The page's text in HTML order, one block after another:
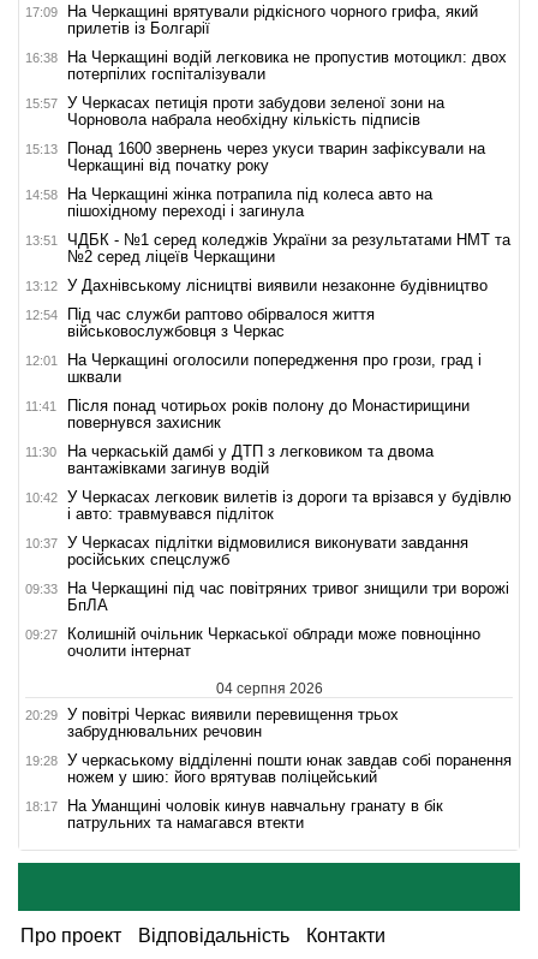
17:09
На Черкащині врятували рідкісного чорного грифа, який
прилетів із Болгарії
16:38
На Черкащині водій легковика не пропустив мотоцикл: двох
потерпілих госпіталізували
15:57
У Черкасах петиція проти забудови зеленої зони на
Чорновола набрала необхідну кількість підписів
15:13
Понад 1600 звернень через укуси тварин зафіксували на
Черкащині від початку року
14:58
На Черкащині жінка потрапила під колеса авто на
пішохідному переході і загинула
13:51
ЧДБК - №1 серед коледжів України за результатами НМТ та
№2 серед ліцеїв Черкащини
13:12 У Дахнівському лісництві виявили незаконне будівництво
12:54
Під час служби раптово обірвалося життя
військовослужбовця з Черкас
12:01
На Черкащині оголосили попередження про грози, град і
шквали
11:41
Після понад чотирьох років полону до Монастирищини
повернувся захисник
11:30
На черкаській дамбі у ДТП з легковиком та двома
вантажівками загинув водій
10:42
У Черкасах легковик вилетів із дороги та врізався у будівлю
і авто: травмувався підліток
10:37
У Черкасах підлітки відмовилися виконувати завдання
російських спецслужб
09:33
На Черкащині під час повітряних тривог знищили три ворожі
БпЛА
09:27
Колишній очільник Черкаської облради може повноцінно
очолити інтернат
04 серпня 2026
20:29
У повітрі Черкас виявили перевищення трьох
забруднювальних речовин
19:28
У черкаському відділенні пошти юнак завдав собі поранення
ножем у шию: його врятував поліцейський
18:17
На Уманщині чоловік кинув навчальну гранату в бік
патрульних та намагався втекти
Про проект Відповідальність Контакти